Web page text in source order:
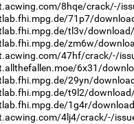
8hqe/crack/-/
71p7/
tl3v/
zm6w/
47hf/crack/-/
6x31/
29yn/
t9l2/
1g4r/
4lj4/crack/-/